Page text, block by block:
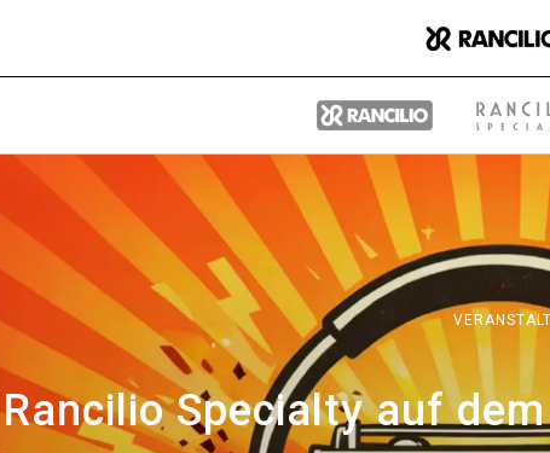
Rancilio Specialty auf
Gruppe
Wer wir sind